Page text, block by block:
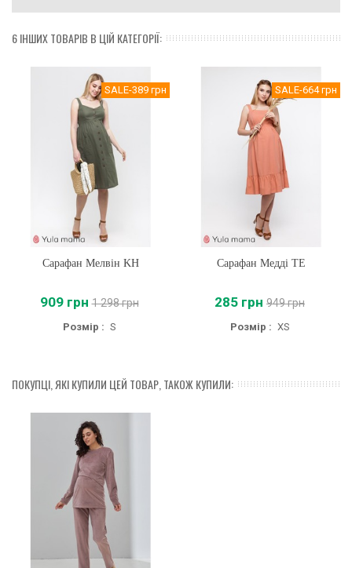
6 ІНШИХ ТОВАРІВ В ЦІЙ КАТЕГОРІЇ:
SALE-389 грн
Сарафан Мелвін KH
909 грн 1 298 грн
Розмір : S
SALE-664 грн
Сарафан Медді TE
285 грн 949 грн
Розмір : XS
ПОКУПЦІ, ЯКІ КУПИЛИ ЦЕЙ ТОВАР, ТАКОЖ КУПИЛИ: